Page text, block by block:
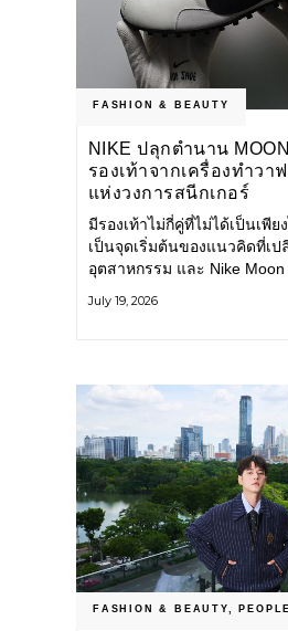
FASHION & BEAUTY
NIKE ปลุกตำนาน
รองเท้าจากเครื่องทำวา
แห่งวงการสนีกเกอร์
มีรองเท้าไม่กี่คู่ที่ไม่ได้เป็นเพี
เป็นจุดเริ่มต้นของแนวคิดที่เป
อุตสาหกรรม และ Nike
ศตวรรษก่อน กำลังกลับมาอีกค
July 19, 2026
FASHION & BEAUTY PEOPLE